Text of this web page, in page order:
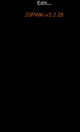
Edit...
JSPWiki v2.2.28